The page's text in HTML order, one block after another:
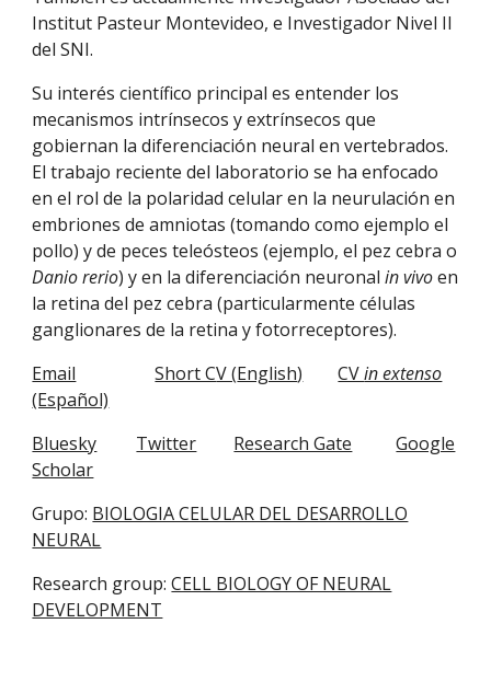
Institut Pasteur Montevideo, e Investigador Nivel II
del SNI.
Su interés científico principal es entender los
mecanismos intrínsecos y extrínsecos que
gobiernan la diferenciación neural en vertebrados.
El trabajo reciente del laboratorio se ha enfocado
en el rol de la polaridad celular en la neurulación en
embriones de amniotas (tomando como ejemplo el
pollo) y de peces teleósteos (ejemplo, el pez cebra o
Danio rerio) y en la diferenciación neuronalin vivoen
la retina del pez cebra (particularmente células
ganglionares de la retina y fotorreceptores).
Email
Short CV (English) CVin extenso
(Español)
Bluesky
Twitter Research Gate
Google
Scholar
Grupo: BIOLOGIA CELULAR DEL DESARROLLO
NEURAL
Research group:CELL BIOLOGY OF NEURAL
DEVELOPMENT